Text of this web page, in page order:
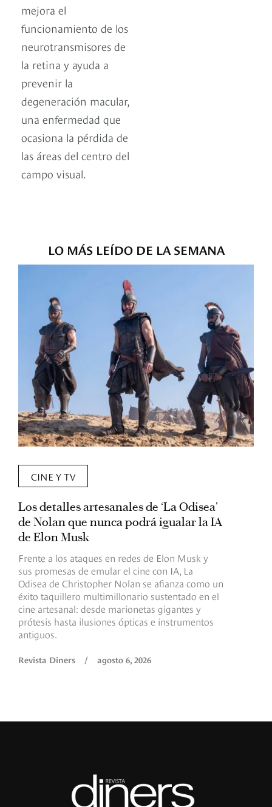
mejora el
funcionamiento de los
neurotransmisores de
la retina y ayuda a
prevenir la
degeneración macular,
una enfermedad que
ocasiona la pérdida de
las áreas del centro del
campo visual.
LO MÁS LEÍDO DE LA SEMANA
CINE Y TV
Los detalles artesanales de ‘La Odisea’
de Nolan que nunca podrá igualar la IA
de Elon Musk
Frente a los ataques en redes de Elon Musk y
sus promesas de emular el cine con IA, La
Odisea de Christopher Nolan se afianza como un
éxito taquillero multimillonario sustentado en el
cine artesanal: desde marionetas gigantes y
prótesis hasta ilusiones ópticas e instrumentos
antiguos.
Revista Diners / agosto 6, 2026